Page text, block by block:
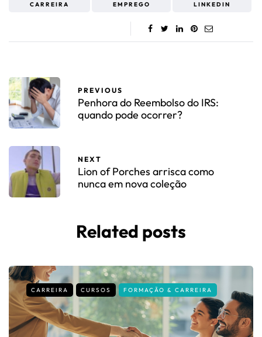
CARREIRA EMPREGO LINKEDIN
PREVIOUS
Penhora do Reembolso do IRS:
quando pode ocorrer?
NEXT
Lion of Porches arrisca como
nunca em nova coleção
Related posts
CARREIRA CURSOS FORMAÇÃO & CARREIRA